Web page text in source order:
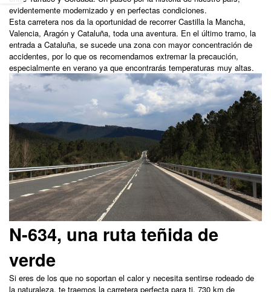
evidentemente modernizado y en perfectas condiciones.
Esta carretera nos da la oportunidad de recorrer Castilla la Mancha,
Valencia, Aragón y Cataluña, toda una aventura. En el último tramo, la
entrada a Cataluña, se sucede una zona con mayor concentración de
accidentes, por lo que os recomendamos extremar la precaución,
especialmente en verano ya que encontrarás temperaturas muy altas.
N-634, una ruta teñida de
verde
Si eres de los que no soportan el calor y necesita sentirse rodeado de
la naturaleza, te traemos la carretera perfecta para ti. 730 km de